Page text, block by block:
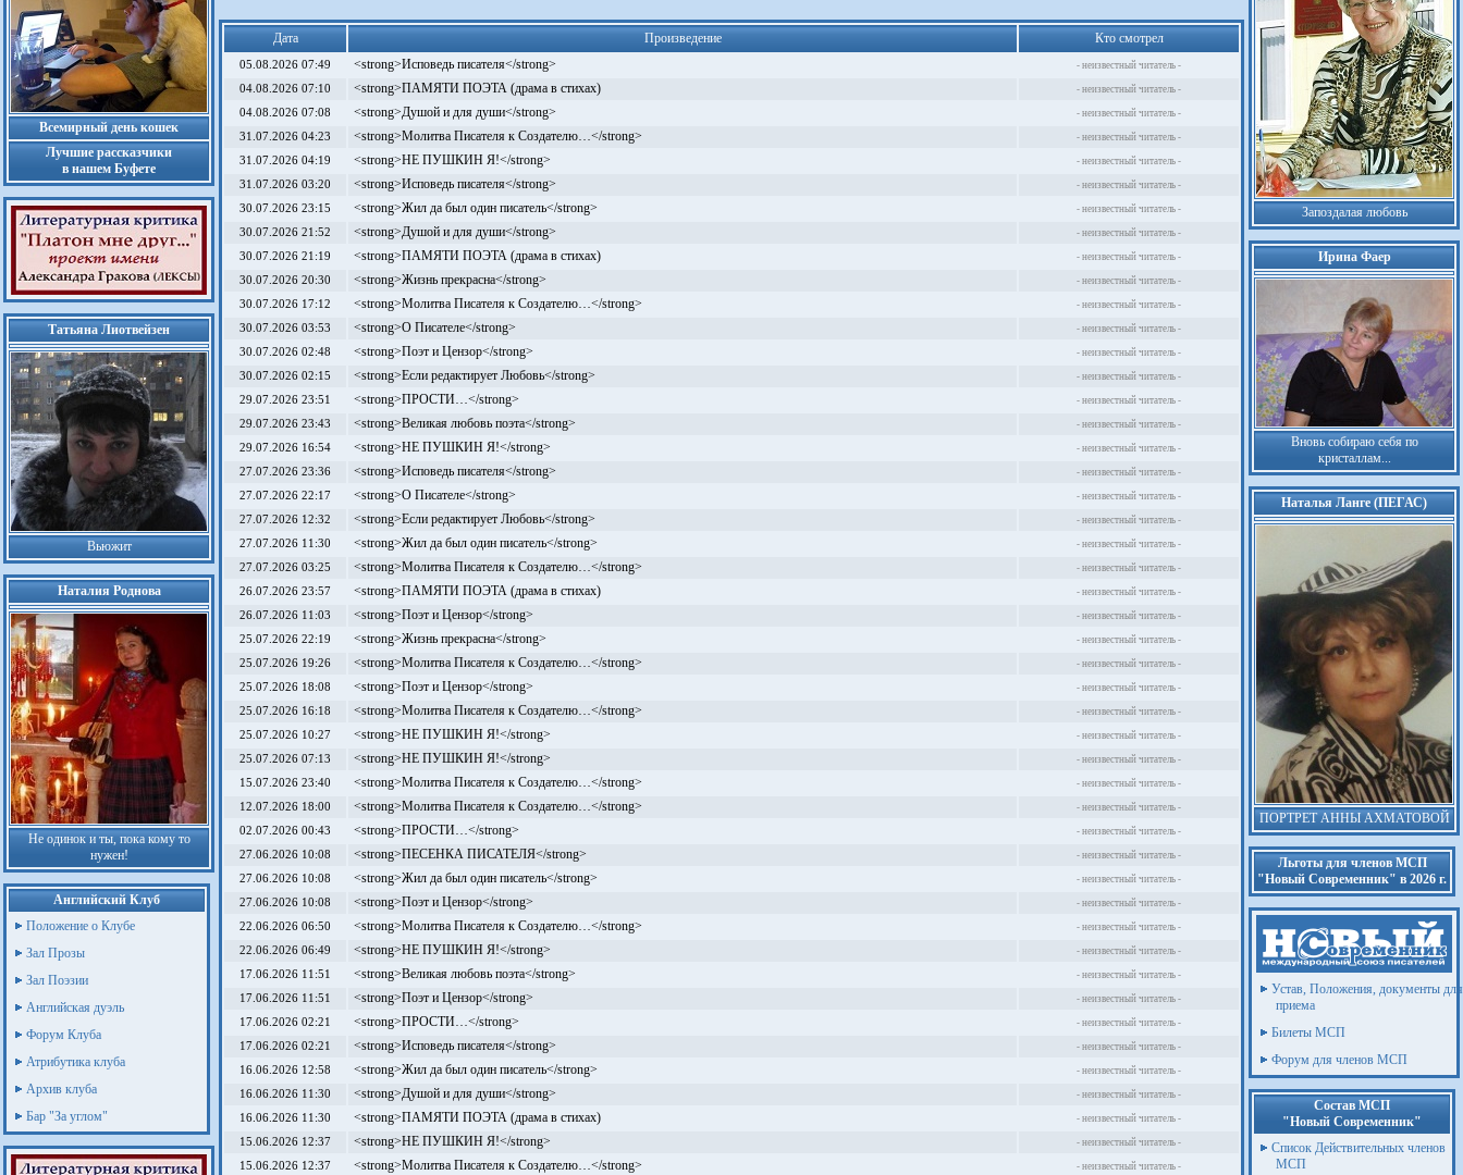
Всемирный день кошек
Лучшие рассказчики
в нашем Буфете
Татьяна Лиотвейзен
Вьюжит
Наталия Роднова
Не одинок и ты, пока кому то
нужен!
Английский Клуб
Положение о Клубе
Зал Прозы
Зал Поэзии
Английская дуэль
Форум Клуба
Атрибутика клуба
Архив клуба
Бар "За углом"
Дата Произведение Кто смотрел
05.08.2026 07:49 <strong>Исповедь писателя</strong> - неизвестный читатель -
04.08.2026 07:10 <strong>ПАМЯТИ ПОЭТА (драма в стихах) - неизвестный читатель -
04.08.2026 07:08 <strong>Душой и для души</strong> - неизвестный читатель -
31.07.2026 04:23 <strong>Молитва Писателя к Создателю…</strong> - неизвестный читатель -
31.07.2026 04:19 <strong>НЕ ПУШКИН Я!</strong> - неизвестный читатель -
31.07.2026 03:20 <strong>Исповедь писателя</strong> - неизвестный читатель -
30.07.2026 23:15 <strong>Жил да был один писатель</strong> - неизвестный читатель -
30.07.2026 21:52 <strong>Душой и для души</strong> - неизвестный читатель -
30.07.2026 21:19 <strong>ПАМЯТИ ПОЭТА (драма в стихах) - неизвестный читатель -
30.07.2026 20:30 <strong>Жизнь прекрасна</strong> - неизвестный читатель -
30.07.2026 17:12 <strong>Молитва Писателя к Создателю…</strong> - неизвестный читатель -
30.07.2026 03:53 <strong>О Писателе</strong> - неизвестный читатель -
30.07.2026 02:48 <strong>Поэт и Цензор</strong> - неизвестный читатель -
30.07.2026 02:15 <strong>Если редактирует Любовь</strong> - неизвестный читатель -
29.07.2026 23:51 <strong>ПРОСТИ…</strong> - неизвестный читатель -
29.07.2026 23:43 <strong>Великая любовь поэта</strong> - неизвестный читатель -
29.07.2026 16:54 <strong>НЕ ПУШКИН Я!</strong> - неизвестный читатель -
27.07.2026 23:36 <strong>Исповедь писателя</strong> - неизвестный читатель -
27.07.2026 22:17 <strong>О Писателе</strong> - неизвестный читатель -
27.07.2026 12:32 <strong>Если редактирует Любовь</strong> - неизвестный читатель -
27.07.2026 11:30 <strong>Жил да был один писатель</strong> - неизвестный читатель -
27.07.2026 03:25 <strong>Молитва Писателя к Создателю…</strong> - неизвестный читатель -
26.07.2026 23:57 <strong>ПАМЯТИ ПОЭТА (драма в стихах) - неизвестный читатель -
26.07.2026 11:03 <strong>Поэт и Цензор</strong> - неизвестный читатель -
25.07.2026 22:19 <strong>Жизнь прекрасна</strong> - неизвестный читатель -
25.07.2026 19:26 <strong>Молитва Писателя к Создателю…</strong> - неизвестный читатель -
25.07.2026 18:08 <strong>Поэт и Цензор</strong> - неизвестный читатель -
25.07.2026 16:18 <strong>Молитва Писателя к Создателю…</strong> - неизвестный читатель -
25.07.2026 10:27 <strong>НЕ ПУШКИН Я!</strong> - неизвестный читатель -
25.07.2026 07:13 <strong>НЕ ПУШКИН Я!</strong> - неизвестный читатель -
15.07.2026 23:40 <strong>Молитва Писателя к Создателю…</strong> - неизвестный читатель -
12.07.2026 18:00 <strong>Молитва Писателя к Создателю…</strong> - неизвестный читатель -
02.07.2026 00:43 <strong>ПРОСТИ…</strong> - неизвестный читатель -
27.06.2026 10:08 <strong>ПЕСЕНКА ПИСАТЕЛЯ</strong> - неизвестный читатель -
27.06.2026 10:08 <strong>Жил да был один писатель</strong> - неизвестный читатель -
27.06.2026 10:08 <strong>Поэт и Цензор</strong> - неизвестный читатель -
22.06.2026 06:50 <strong>Молитва Писателя к Создателю…</strong> - неизвестный читатель -
22.06.2026 06:49 <strong>НЕ ПУШКИН Я!</strong> - неизвестный читатель -
17.06.2026 11:51 <strong>Великая любовь поэта</strong> - неизвестный читатель -
17.06.2026 11:51 <strong>Поэт и Цензор</strong> - неизвестный читатель -
17.06.2026 02:21 <strong>ПРОСТИ…</strong> - неизвестный читатель -
17.06.2026 02:21 <strong>Исповедь писателя</strong> - неизвестный читатель -
16.06.2026 12:58 <strong>Жил да был один писатель</strong> - неизвестный читатель -
16.06.2026 11:30 <strong>Душой и для души</strong> - неизвестный читатель -
16.06.2026 11:30 <strong>ПАМЯТИ ПОЭТА (драма в стихах) - неизвестный читатель -
15.06.2026 12:37 <strong>НЕ ПУШКИН Я!</strong> - неизвестный читатель -
15.06.2026 12:37 <strong>Молитва Писателя к Создателю…</strong> - неизвестный читатель -
Запоздалая любовь
Ирина Фаер
Вновь собираю себя по
кристаллам...
Наталья Ланге (ПЕГАС)
ПОРТРЕТ АННЫ АХМАТОВОЙ
Льготы для членов МСП
"Новый Современник" в 2026 г.
Устав, Положения, документы для
приема
Билеты МСП
Форум для членов МСП
Состав МСП
"Новый Современник"
Список Действительных членов
МСП